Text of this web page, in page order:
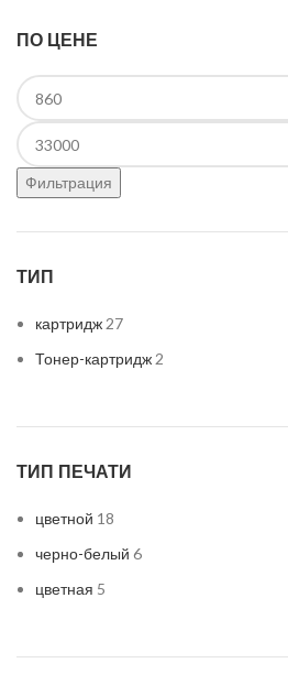
ПО ЦЕНЕ
Минимальная
цена
Максимальная
цена
Фильтрация
ТИП
картридж 27
Тонер-картридж 2
ТИП ПЕЧАТИ
цветной 18
черно-белый 6
цветная 5